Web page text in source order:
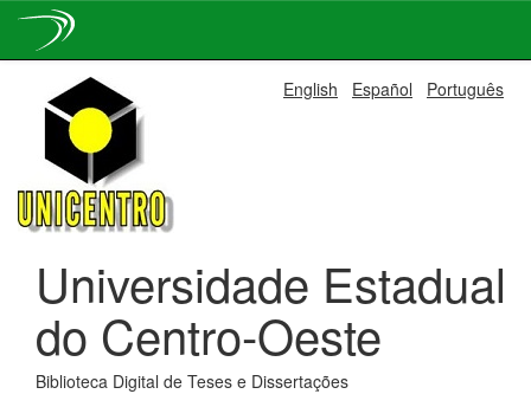
navigation
English Español Português
Universidade Estadual
do Centro-Oeste
Biblioteca Digital de Teses e Dissertações